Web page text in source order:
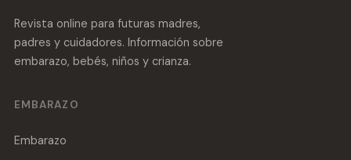
Revista online para futuras madres,
padres y cuidadores. Información sobre
embarazo, bebés, niños y crianza.
EMBARAZO
Embarazo